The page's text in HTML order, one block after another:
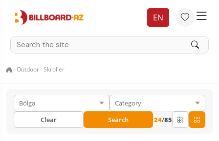
EN
Outdoor Skroller
Clear Search 24/85